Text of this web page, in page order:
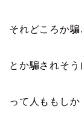
それどころか騙
とか騙されそう
って人ももし